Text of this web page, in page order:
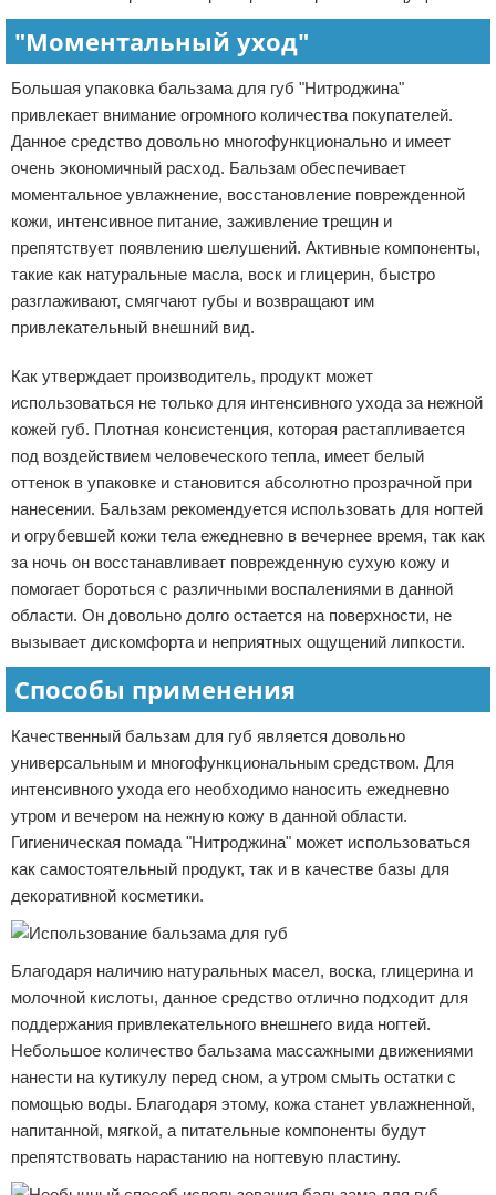
"Моментальный уход"
Большая упаковка бальзама для губ "Нитроджина"
привлекает внимание огромного количества покупателей.
Данное средство довольно многофункционально и имеет
очень экономичный расход. Бальзам обеспечивает
моментальное увлажнение, восстановление поврежденной
кожи, интенсивное питание, заживление трещин и
препятствует появлению шелушений. Активные компоненты,
такие как натуральные масла, воск и глицерин, быстро
разглаживают, смягчают губы и возвращают им
привлекательный внешний вид.
Как утверждает производитель, продукт может
использоваться не только для интенсивного ухода за нежной
кожей губ. Плотная консистенция, которая растапливается
под воздействием человеческого тепла, имеет белый
оттенок в упаковке и становится абсолютно прозрачной при
нанесении. Бальзам рекомендуется использовать для ногтей
и огрубевшей кожи тела ежедневно в вечернее время, так как
за ночь он восстанавливает поврежденную сухую кожу и
помогает бороться с различными воспалениями в данной
области. Он довольно долго остается на поверхности, не
вызывает дискомфорта и неприятных ощущений липкости.
Способы применения
Качественный бальзам для губ является довольно
универсальным и многофункциональным средством. Для
интенсивного ухода его необходимо наносить ежедневно
утром и вечером на нежную кожу в данной области.
Гигиеническая помада "Нитроджина" может использоваться
как самостоятельный продукт, так и в качестве базы для
декоративной косметики.
Благодаря наличию натуральных масел, воска, глицерина и
молочной кислоты, данное средство отлично подходит для
поддержания привлекательного внешнего вида ногтей.
Небольшое количество бальзама массажными движениями
нанести на кутикулу перед сном, а утром смыть остатки с
помощью воды. Благодаря этому, кожа станет увлажненной,
напитанной, мягкой, а питательные компоненты будут
препятствовать нарастанию на ногтевую пластину.